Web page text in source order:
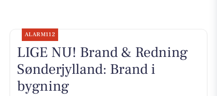
ALARM112
LIGE NU! Brand & Redning
Sønderjylland: Brand i
bygning